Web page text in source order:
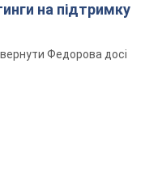
на підтримку
Федорова досі